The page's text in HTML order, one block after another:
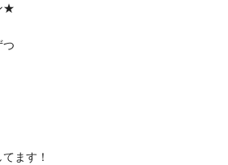
★
つ
ます！